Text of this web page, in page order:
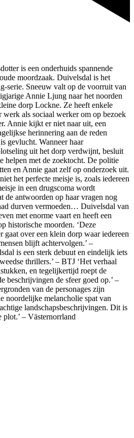
is een onderhuids spannende
moordzaak. Duivelsdal is het
serie. Sneeuw valt op de voorruit van
Annie Ljung naar het noorden
dorp Lockne. Ze heeft enkele
werk als sociaal werker om op bezoek
Annie kijkt er niet naar uit, een
herinnering aan de reden
gevlucht. Wanneer haar
uit het dorp verdwijnt, besluit
helpen met de zoektocht. De politie
en Annie gaat zelf op onderzoek uit.
het perfecte meisje is, zoals iedereen
in een drugscoma wordt
de antwoorden op haar vragen nog
durven vermoeden… Duivelsdal van
met enorme vaart en heeft een
historische moorden. ‘Deze
gaat over een klein dorp waar iedereen
blijft achtervolgen.’ –
is een sterk debuut en eindelijk iets
thrillers.’ – BTJ ‘Het verhaal
en tegelijkertijd roept de
beschrijvingen de sfeer goed op.’ –
van de personages zijn
noordelijke melancholie spat van
landschapsbeschrijvingen. Dit is
plot.’ – Västernorrland